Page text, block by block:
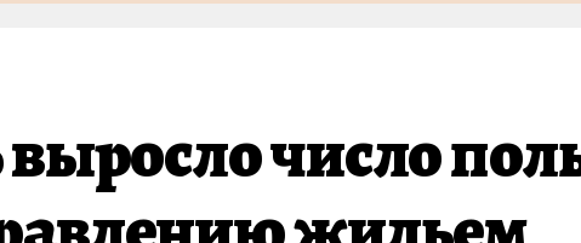
число